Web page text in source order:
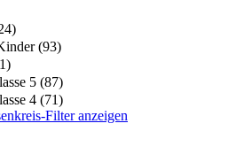
(93)
5 (87)
4 (71)
Filter anzeigen